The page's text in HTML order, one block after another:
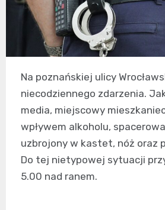
Na poznańskiej ulicy
niecodziennego zdarzenia.
media, miejscowy
wpływem alkoholu,
uzbrojony w kastet, nóż oraz
Do tej nietypowej sytuacji
5.00 nad ranem.